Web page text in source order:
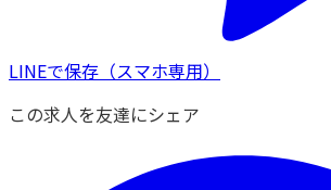
LINEで保存 （スマホ専用）
この求人を友達にシェア